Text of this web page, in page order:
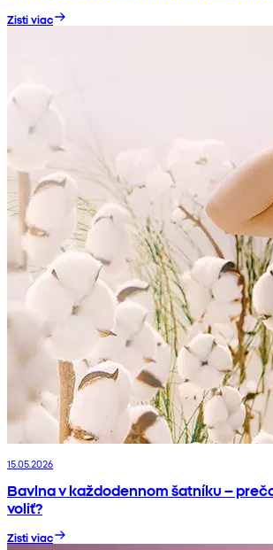
Zisti viac
15.05.2026
Bavlna v každodennom šatníku –
voliť?
Zisti viac